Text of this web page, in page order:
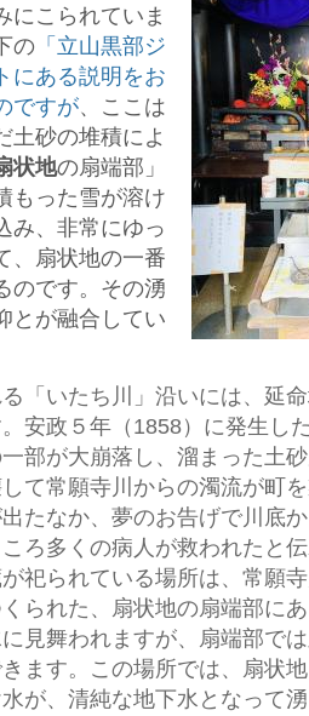
にこられていま
の 「立山黒部ジ
にある説明をお
ですが、ここは
土砂の堆積によ
状地の扇端部」
もった雪が溶け
み、非常にゆっ
、扇状地の一番
のです。その湧
とが融合してい
「いたち川」沿いには、延
安政５年（1858）に発生し
部が大崩落し、溜まった土
て常願寺川からの濁流が町
たなか、夢のお告げで川底
ろ多くの病人が救われたと
祀られている場所は、常願
られた、扇状地の扇端部に
見舞われますが、扇端部で
ます。この場所では、扇状
が、清純な地下水となって